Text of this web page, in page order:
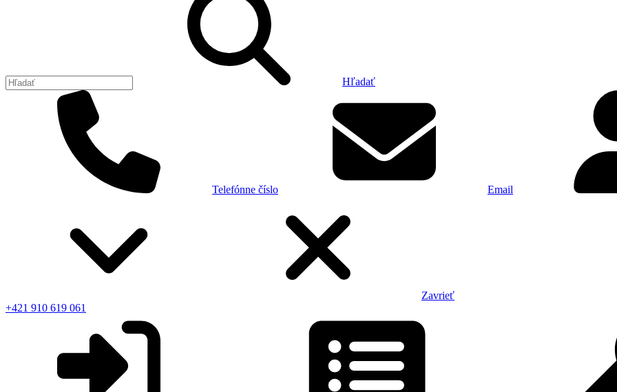
Hľadať
Telefónne číslo Email
Zavrieť
+421 910 619 061